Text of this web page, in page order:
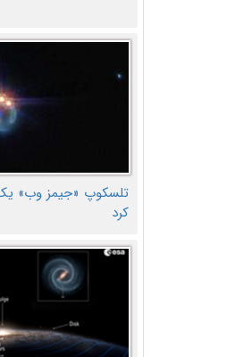
تلسکوپ «جیمز وب»
کرد